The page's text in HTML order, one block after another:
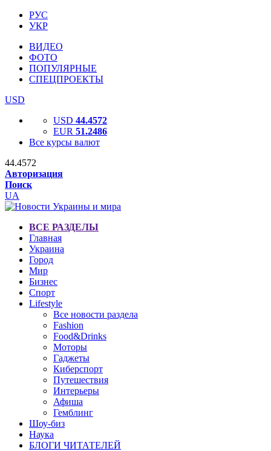
РУС
УКР
ВИДЕО
ФОТО
ПОПУЛЯРНЫЕ
СПЕЦПРОЕКТЫ
USD
USD 44.4572
EUR 51.2486
Все курсы валют
44.4572
Авторизация
Поиск
UA
ВСЕ РАЗДЕЛЫ
Главная
Украина
Город
Мир
Бизнес
Спорт
Lifestyle
Все новости раздела
Fashion
Food&Drinks
Моторы
Гаджеты
Киберспорт
Путешествия
Интерьеры
Афиша
Гемблинг
Шоу-биз
Наука
БЛОГИ ЧИТАТЕЛЕЙ